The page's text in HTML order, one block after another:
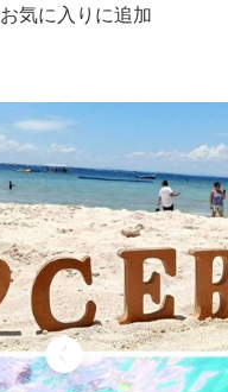
お気に入りに追加